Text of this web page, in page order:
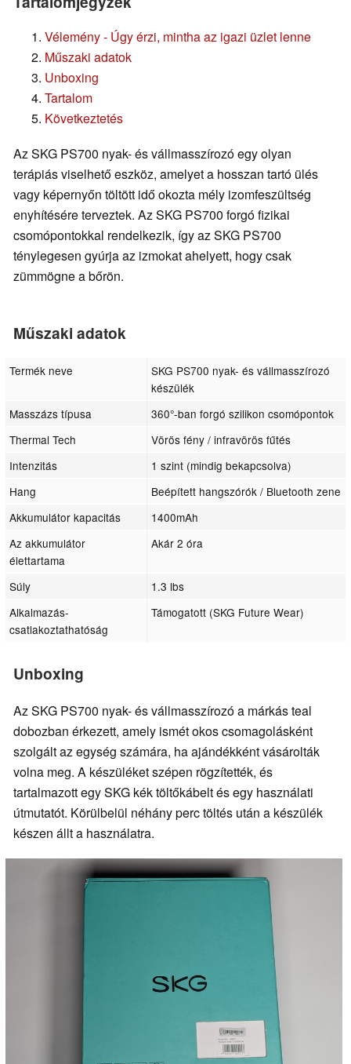
Vélemény - Úgy érzi, mintha az igazi üzlet lenne
Műszaki adatok
Unboxing
Tartalom
Következtetés
Az SKG PS700 nyak- és vállmasszírozó egy olyan
terápiás viselhető eszköz, amelyet a hosszan tartó ülés
vagy képernyőn töltött idő okozta mély izomfeszültség
enyhítésére terveztek. Az SKG PS700 forgó fizikai
csomópontokkal rendelkezik, így az SKG PS700
ténylegesen gyúrja az izmokat ahelyett, hogy csak
zümmögne a bőrön.
Műszaki adatok
Termék neve
SKG PS700 nyak- és vállmasszírozó
készülék
Masszázs típusa
360°-ban forgó szilikon csomópontok
Thermal Tech
Vörös fény / infravörös fűtés
Intenzitás
1 szint (mindig bekapcsolva)
Hang
Beépített hangszórók / Bluetooth zene
Akkumulátor kapacitás
1400mAh
Az akkumulátor
élettartama
Akár 2 óra
Súly
1.3 lbs
Alkalmazás-
csatlakoztathatóság
Támogatott (SKG Future Wear)
Unboxing
Az SKG PS700 nyak- és vállmasszírozó a márkás teal
dobozban érkezett, amely ismét okos csomagolásként
szolgált az egység számára, ha ajándékként vásárolták
volna meg. A készüléket szépen rögzítették, és
tartalmazott egy SKG kék töltőkábelt és egy használati
útmutatót. Körülbelül néhány perc töltés után a készülék
készen állt a használatra.